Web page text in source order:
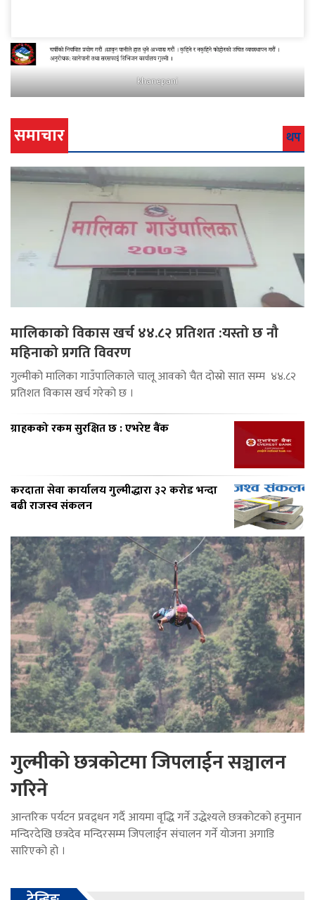
khanepani
समाचार थप
मालिकाको विकास खर्च ४४.८२ प्रतिशत :यस्तो छ नौ
महिनाको प्रगति विवरण
गुल्मीको मालिका गाउँपालिकाले चालू आवको चैत दोस्रो सात सम्म ४४.८२
प्रतिशत विकास खर्च गरेको छ ।
ग्राहकको रकम सुरक्षित छ : एभरेष्ट बैंक
करदाता सेवा कार्यालय गुल्मीद्धारा ३२ करोड भन्दा
बढी राजस्व संकलन
गुल्मीको छत्रकोटमा जिपलाईन सञ्चालन
गरिने
आन्तरिक पर्यटन प्रवद्र्धन गर्दै आयमा वृद्धि गर्ने उद्धेश्यले छत्रकोटको हनुमान
मन्दिरदेखि छत्रदेव मन्दिरसम्म जिपलाईन संचालन गर्ने योजना अगाडि
सारिएको हो ।